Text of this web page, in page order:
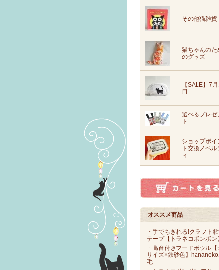
その他猫雑貨
猫ちゃんのた
のグッズ
【SALE】7月
日
選べるプレゼ
ト
ショップポイ
ト交換ノベル
ィ
オススメ商品
・手でちぎれる!クラフト
テープ【トラネコボンボン】
・高台付きフードボウル【
サイズ×鉄砂色】hananeko
毛